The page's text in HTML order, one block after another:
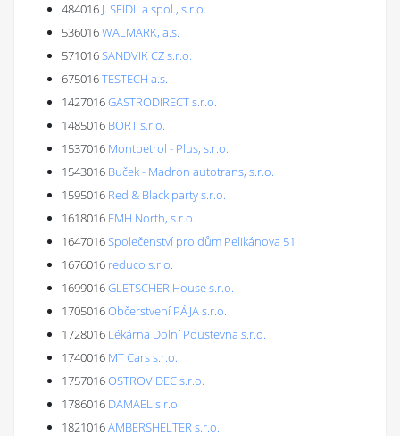
484016 J. SEIDL a spol., s.r.o.
536016WALMARK, a.s.
571016SANDVIK CZ s.r.o.
675016TESTECH a.s.
1427016GASTRODIRECT s.r.o.
1485016 BORT s.r.o.
1537016 Montpetrol - Plus, s.r.o.
1543016 Buček - Madron autotrans, s.r.o.
1595016 Red & Black party s.r.o.
1618016 EMH North, s.r.o.
1647016Společenství pro dům Pelikánova 51
1676016 reduco s.r.o.
1699016GLETSCHER House s.r.o.
1705016Občerstvení PÁJA s.r.o.
1728016 Lékárna Dolní Poustevna s.r.o.
1740016 MT Cars s.r.o.
1757016OSTROVIDEC s.r.o.
1786016 DAMAEL s.r.o.
1821016AMBERSHELTER s.r.o.